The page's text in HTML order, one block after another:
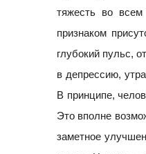
тяжесть во всем
признаком
глубокий пульс,
в депрессию,
В принципе,
Это вполне
заметное